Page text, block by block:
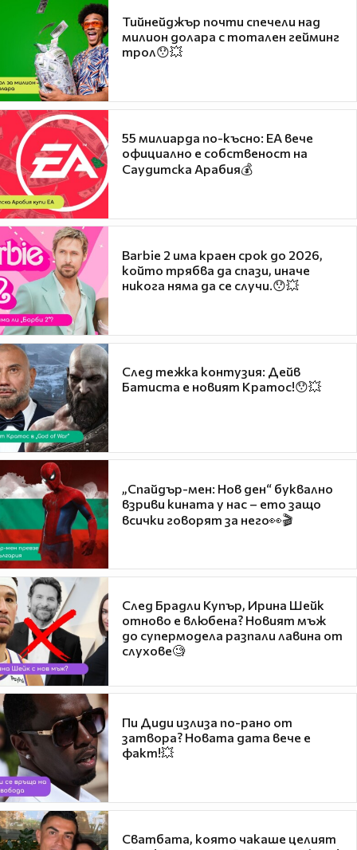
Тийнейджър почти спечели над
милион долара с тотален гейминг
трол😯💥
55 милиарда по-късно: EA вече
официално е собственост на
Саудитска Арабия💰
Barbie 2 има краен срок до 2026,
който трябва да спази, иначе
никога няма да се случи.😯💥
След тежка контузия: Дейв
Батиста е новият Кратос!😯💥
„Спайдър-мен: Нов ден“ буквално
взриви кината у нас – ето защо
всички говорят за него👀🎬
След Брадли Купър, Ирина Шейк
отново е влюбена? Новият мъж
до супермодела разпали лавина от
слухове🧐
Пи Диди излиза по-рано от
затвора? Новата дата вече е
факт!💥
Сватбата, която чакаше целият